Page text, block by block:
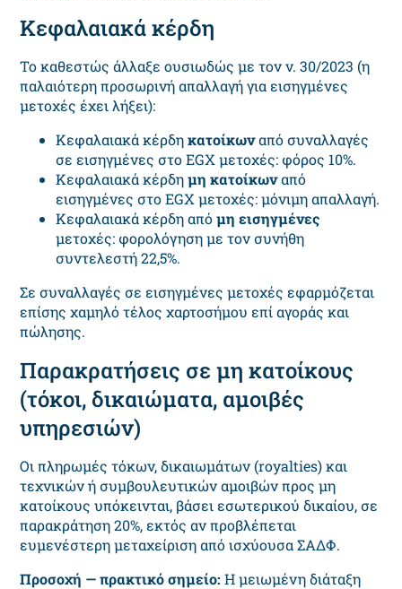
Κεφαλαιακά κέρδη
Το καθεστώς άλλαξε ουσιωδώς με τον ν. 30/2023 (η
παλαιότερη προσωρινή απαλλαγή για εισηγμένες
μετοχές έχει λήξει):
Κεφαλαιακά κέρδηκατοίκωναπό συναλλαγές
σε εισηγμένες στο EGX μετοχές: φόρος 10%.
Κεφαλαιακά κέρδημη κατοίκωναπό
εισηγμένες στο EGX μετοχές: μόνιμη απαλλαγή.
Κεφαλαιακά κέρδη απόμη εισηγμένες
μετοχές: φορολόγηση με τον συνήθη
συντελεστή 22,5%.
Σε συναλλαγές σε εισηγμένες μετοχές εφαρμόζεται
επίσης χαμηλό τέλος χαρτοσήμου επί αγοράς και
πώλησης.
Παρακρατήσεις σε μη κατοίκους
(τόκοι, δικαιώματα, αμοιβές
υπηρεσιών)
Οι πληρωμές τόκων, δικαιωμάτων (royalties) και
τεχνικών ή συμβουλευτικών αμοιβών προς μη
κατοίκους υπόκεινται, βάσει εσωτερικού δικαίου, σε
παρακράτηση 20%, εκτός αν προβλέπεται
ευμενέστερη μεταχείριση από ισχύουσα ΣΑΔΦ.
Προσοχή — πρακτικό σημείο:Η μειωμένη διάταξη